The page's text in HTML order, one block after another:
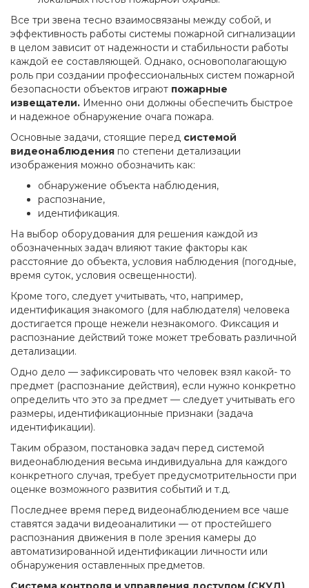
Все три звена тесно взаимосвязаны между собой, и
эффективность работы системы пожарной сигнализации
в целом зависит от надежности и стабильности работы
каждой ее составляющей. Однако, основополагающую
роль при создании профессиональных систем пожарной
безопасности объектов играют пожарные
извещатели. Именно они должны обеспечить быстрое
и надежное обнаружение очага пожара.
Основные задачи, стоящие перед системой
видеонаблюдения по степени детализации
изображения можно обозначить как:
обнаружение объекта наблюдения,
распознание,
идентификация.
На выбор оборудования для решения каждой из
обозначенных задач влияют такие факторы как
расстояние до объекта, условия наблюдения (погодные,
время суток, условия освещенности).
Кроме того, следует учитывать, что, например,
идентификация знакомого (для наблюдателя) человека
достигается проще нежели незнакомого. Фиксация и
распознание действий тоже может требовать различной
детализации.
Одно дело — зафиксировать что человек взял какой- то
предмет (распознание действия), если нужно конкретно
определить что это за предмет — следует учитывать его
размеры, идентификационные признаки (задача
идентификации).
Таким образом, постановка задач перед системой
видеонаблюдения весьма индивидуальна для каждого
конкретного случая, требует предусмотрительности при
оценке возможного развития событий и т.д.
Последнее время перед видеонаблюдением все чаше
ставятся задачи видеоаналитики — от простейшего
распознания движения в поле зрения камеры до
автоматизированной идентификации личности или
обнаружения оставленных предметов.